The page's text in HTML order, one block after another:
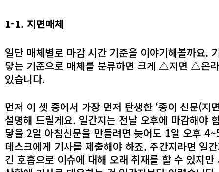
1-1. 지면매체
일단 매체별로 마감 시간 기준을 이야기해볼까요.
닿는 기준으로 매체를 분류하면 크게 △지면 △온
있습니다.
먼저 이 셋 중에서 가장 먼저 탄생한 ‘종이 신문(지
설명해 드릴게요. 일간지는 전날 오후에 마감해야
닿을 2일 아침신문을 만들려면 늦어도 1일 오후
데스크에게 기사를 제출해야 하죠. 주간지라면 일
긴 호흡으로 이슈에 대해 오래 취재를 할 수 있지만